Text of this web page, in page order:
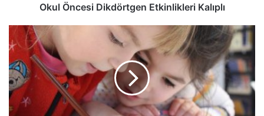
Okul Öncesi Dikdörtgen Etkinlikleri Kalıplı